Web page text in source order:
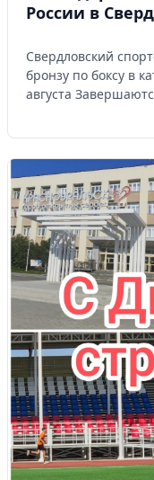
России в
Свердловский
бронзу по боксу в
августа